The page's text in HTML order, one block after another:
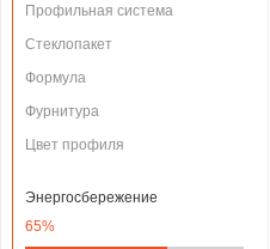
Профильная система
Стеклопакет
Формула
Фурнитура
Цвет профиля
Энергосбережение
65%